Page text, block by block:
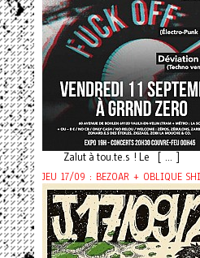
Zalut à tou.te.s ! Le [ ... ]
JEU 17/09 : BEZOAR + OBLIQUE